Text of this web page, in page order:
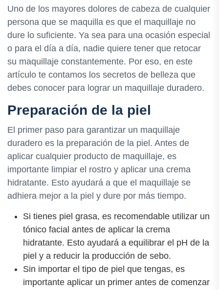
Uno de los mayores dolores de cabeza de cualquier
persona que se maquilla es que el maquillaje no
dure lo suficiente. Ya sea para una ocasión especial
o para el día a día, nadie quiere tener que retocar
su maquillaje constantemente. Por eso, en este
artículo te contamos los secretos de belleza que
debes conocer para lograr un maquillaje duradero.
Preparación de la piel
El primer paso para garantizar un maquillaje
duradero es la preparación de la piel. Antes de
aplicar cualquier producto de maquillaje, es
importante limpiar el rostro y aplicar una crema
hidratante. Esto ayudará a que el maquillaje se
adhiera mejor a la piel y dure por más tiempo.
Si tienes piel grasa, es recomendable utilizar un
tónico facial antes de aplicar la crema
hidratante. Esto ayudará a equilibrar el pH de la
piel y a reducir la producción de sebo.
Sin importar el tipo de piel que tengas, es
importante aplicar un primer antes de comenzar